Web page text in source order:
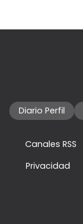
Diario Perfil
Canales RSS
Privacidad